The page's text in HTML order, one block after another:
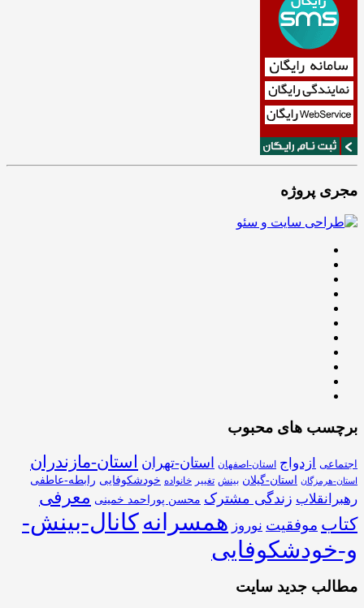
مجری پروژه
برچسب های محبوب
اجتماعی ازدواج استان-اصفهان استان-تهران استان-مازندران
استان-هرمزگان استان-گیلان بینش تغییر خانواده خودشکوفایی رابطه-عاطفی
رهبرانقلاب زندگی مشترک محسن پوراحمد خمینی معرفی
کتاب موفقیت نوروز همسرانهکانال-بینش-
و-خودشکوفایی
مطالب جدید سایت